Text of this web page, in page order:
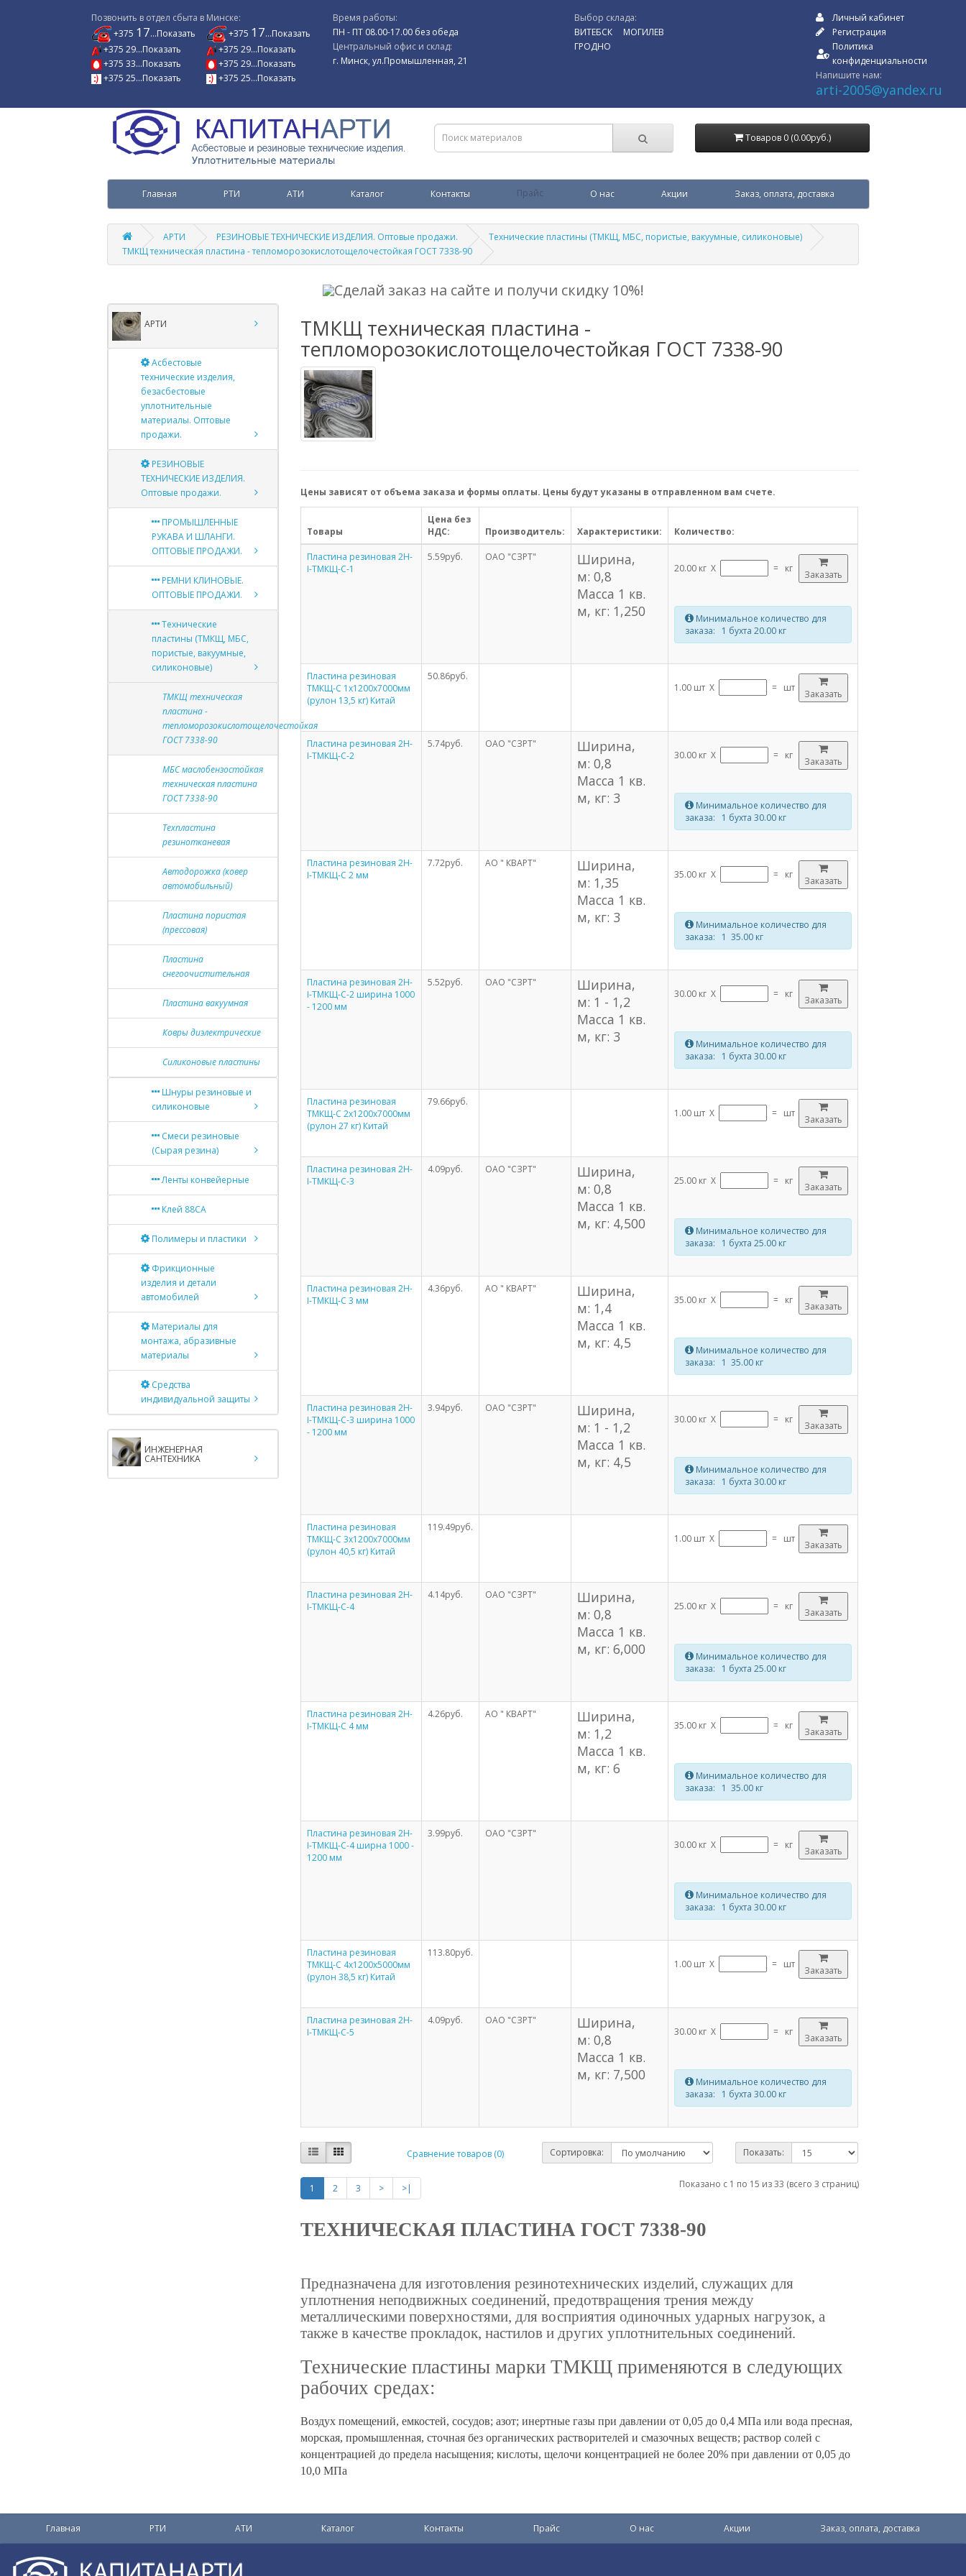
Позвонить в отдел сбыта в Минске:
+375 17...Показать
+375 29...Показать
+375 33...Показать
+375 25...Показать
+375 17...Показать
+375 29...Показать
+375 29...Показать
+375 25...Показать
Время работы:
ПН - ПТ 08.00-17.00 без обеда
Центральный офис и склад:
г. Минск, ул.Промышленная, 21
Выбор склада:
ВИТЕБСК
ГРОДНО
МОГИЛЕВ
Личный кабинет
Регистрация
Политика
конфиденциальности
Напишите нам:
arti-2005@yandex.ru
Товаров 0 (0.00руб.)
Главная РТИ АТИ Каталог Контакты Прайс О нас Акции Заказ, оплата, доставка
АРТИ РЕЗИНОВЫЕ ТЕХНИЧЕСКИЕ ИЗДЕЛИЯ. Оптовые продажи.
Технические пластины (ТМКЩ, МБС, пористые, вакуумные, силиконовые)
ТМКЩ техническая пластина - тепломорозокислотощелочестойкая ГОСТ 7338-90
Сделай заказ на сайте и получи скидку 10%!
АРТИ
Асбестовые
технические изделия,
безасбестовые
уплотнительные
материалы. Оптовые
продажи.
РЕЗИНОВЫЕ
ТЕХНИЧЕСКИЕ ИЗДЕЛИЯ.
Оптовые продажи.
ПРОМЫШЛЕННЫЕ
РУКАВА И ШЛАНГИ.
ОПТОВЫЕ ПРОДАЖИ.
РЕМНИ КЛИНОВЫЕ.
ОПТОВЫЕ ПРОДАЖИ.
Технические
пластины (ТМКЩ, МБС,
пористые, вакуумные,
силиконовые)
ТМКЩ техническая
пластина -
тепломорозокислотощелочестойкая
ГОСТ 7338-90
МБС маслобензостойкая
техническая пластина
ГОСТ 7338-90
Техпластина
резинотканевая
Автодорожка (ковер
автомобильный)
Пластина пористая
(прессовая)
Пластина
снегоочистительная
Пластина вакуумная
Ковры диэлектрические
Силиконовые пластины
Шнуры резиновые и
силиконовые
Смеси резиновые
(Сырая резина)
Ленты конвейерные
Клей 88СА
Полимеры и пластики
Фрикционные
изделия и детали
автомобилей
Материалы для
монтажа, абразивные
материалы
Средства
индивидуальной защиты
ИНЖЕНЕРНАЯ
САНТЕХНИКА
ТМКЩ техническая пластина -
тепломорозокислотощелочестойкая ГОСТ 7338-90
Цены зависят от объема заказа и формы оплаты. Цены будут указаны в отправленном вам счете.
Товары
Цена без
НДС:
Производитель: Характеристики: Количество:
Пластина резиновая 2Н-
I-ТМКЩ-С-1
5.59руб. ОАО "СЗРТ"
Ширина,
м: 0,8
Масса 1 кв.
м, кг: 1,250
20.00 кг X = кг
Заказать
Минимальное количество для
заказа: 1 бухта 20.00 кг
Пластина резиновая
ТМКЩ-С 1х1200х7000мм
(рулон 13,5 кг) Китай
50.86руб.
1.00 шт X
= шт
Заказать
Пластина резиновая 2Н-
I-ТМКЩ-С-2
5.74руб. ОАО "СЗРТ"
Ширина,
м: 0,8
Масса 1 кв.
м, кг: 3
30.00 кг X = кг
Заказать
Минимальное количество для
заказа: 1 бухта 30.00 кг
Пластина резиновая 2Н-
I-ТМКЩ-С 2 мм
7.72руб. АО " КВАРТ"
Ширина,
м: 1,35
Масса 1 кв.
м, кг: 3
35.00 кг X = кг
Заказать
Минимальное количество для
заказа: 1 35.00 кг
Пластина резиновая 2Н-
I-ТМКЩ-С-2 ширина 1000
- 1200 мм
5.52руб. ОАО "СЗРТ"
Ширина,
м: 1 - 1,2
Масса 1 кв.
м, кг: 3
30.00 кг X = кг
Заказать
Минимальное количество для
заказа: 1 бухта 30.00 кг
Пластина резиновая
ТМКЩ-С 2х1200х7000мм
(рулон 27 кг) Китай
79.66руб.
1.00 шт X
= шт
Заказать
Пластина резиновая 2Н-
I-ТМКЩ-С-3
4.09руб. ОАО "СЗРТ"
Ширина,
м: 0,8
Масса 1 кв.
м, кг: 4,500
25.00 кг X = кг
Заказать
Минимальное количество для
заказа: 1 бухта 25.00 кг
Пластина резиновая 2Н-
I-ТМКЩ-С 3 мм
4.36руб. АО " КВАРТ"
Ширина,
м: 1,4
Масса 1 кв.
м, кг: 4,5
35.00 кг X = кг
Заказать
Минимальное количество для
заказа: 1 35.00 кг
Пластина резиновая 2Н-
I-ТМКЩ-С-3 ширина 1000
- 1200 мм
3.94руб. ОАО "СЗРТ"
Ширина,
м: 1 - 1,2
Масса 1 кв.
м, кг: 4,5
30.00 кг X = кг
Заказать
Минимальное количество для
заказа: 1 бухта 30.00 кг
Пластина резиновая
ТМКЩ-С 3х1200х7000мм
(рулон 40,5 кг) Китай
119.49руб.
1.00 шт X
= шт
Заказать
Пластина резиновая 2Н-
I-ТМКЩ-С-4
4.14руб. ОАО "СЗРТ"
Ширина,
м: 0,8
Масса 1 кв.
м, кг: 6,000
25.00 кг X = кг
Заказать
Минимальное количество для
заказа: 1 бухта 25.00 кг
Пластина резиновая 2Н-
I-ТМКЩ-С 4 мм
4.26руб. АО " КВАРТ"
Ширина,
м: 1,2
Масса 1 кв.
м, кг: 6
35.00 кг X = кг
Заказать
Минимальное количество для
заказа: 1 35.00 кг
Пластина резиновая 2Н-
I-ТМКЩ-С-4 ширна 1000 -
1200 мм
3.99руб.
ОАО "СЗРТ"
30.00 кг X
= кг
Заказать
Минимальное количество для
заказа: 1 бухта 30.00 кг
Пластина резиновая
ТМКЩ-С 4х1200х5000мм
(рулон 38,5 кг) Китай
113.80руб.
1.00 шт X
= шт
Заказать
Пластина резиновая 2Н-
I-ТМКЩ-С-5
4.09руб. ОАО "СЗРТ"
Ширина,
м: 0,8
Масса 1 кв.
м, кг: 7,500
30.00 кг X = кг
Заказать
Минимальное количество для
заказа: 1 бухта 30.00 кг
Сравнение товаров (0) Сортировка: Показать:
1 2 3 > >| Показано с 1 по 15 из 33 (всего 3 страниц)
ТЕХНИЧЕСКАЯ ПЛАСТИНА ГОСТ 7338-90
Предназначена для изготовления резинотехнических изделий, служащих для
уплотнения неподвижных соединений, предотвращения трения между
металлическими поверхностями, для восприятия одиночных ударных нагрузок, а
также в качестве прокладок, настилов и других уплотнительных соединений.
Технические пластины марки ТМКЩ применяются в следующих
рабочих средах:
Воздух помещений, емкостей, сосудов; азот; инертные газы при давлении от 0,05 до 0,4 МПа или вода пресная,
морская, промышленная, сточная без органических растворителей и смазочных веществ; раствор солей с
концентрацией до предела насыщения; кислоты, щелочи концентрацией не более 20% при давлении от 0,05 до
10,0 МПа
Главная РТИ АТИ Каталог Контакты Прайс О нас Акции Заказ, оплата, доставка